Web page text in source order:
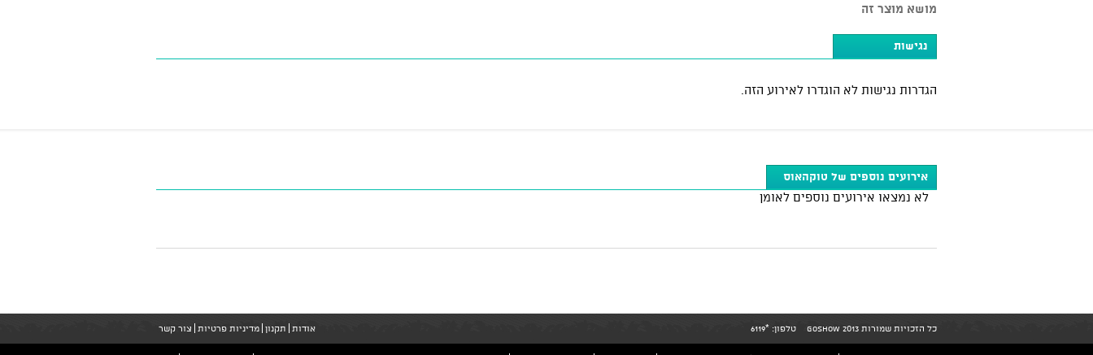
מושא מוצר זה
נגישות
הגדרות נגישות לא הוגדרו לאירוע הזה.
אירועים נוספים של טוקהאוס
לא נמצאו אירועים נוספים לאומן
כל הזכויות שמורות GoShow 2013 טלפון: *6119 אודות תקנון מדיניות פרטיות צור קשר